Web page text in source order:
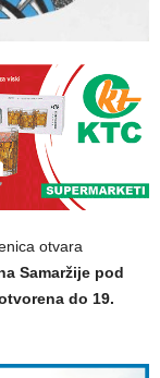
otvara
Samaržije pod
do 19.